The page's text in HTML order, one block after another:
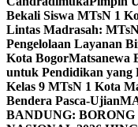
Bekali Siswa MTsN 1
Lintas Madrasah:
Pengelolaan Layanan
Kota BogorMatsanewa
untuk Pendidikan yang
Kelas 9 MTsN 1 Kota
Bendera Pasca-Ujian
BANDUNG: